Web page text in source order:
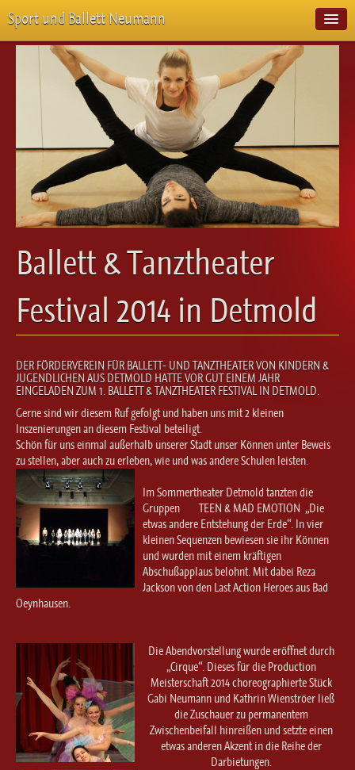
Sport und Ballett Neumann
Start
Neuigkeiten
Über Uns
Veranstaltungen
Emotion Pur
Meisterschaften
Projekte
Vorstellungen
Workshops
Galerie
Kontakt
Videos
Ballett für Erwachsene / Jugendliche
Kreative Früherziehung / Kinderballett
Steptanz
Urban Dance
Ballett & Tanztheater
Festival 2014 in Detmold
DER FÖRDERVEREIN FÜR BALLETT- UND TANZTHEATER VON KINDERN &
JUGENDLICHEN AUS DETMOLD HATTE VOR GUT EINEM JAHR
EINGELADEN ZUM 1. BALLETT & TANZTHEATER FESTIVAL IN DETMOLD.
Gerne sind wir diesem Ruf gefolgt und haben uns mit 2 kleinen
Inszenierungen an diesem Festival beteiligt.
Schön für uns einmal außerhalb unserer Stadt unser Können unter Beweis
zu stellen, aber auch zu erleben, wie und was andere Schulen leisten.
Im Sommertheater Detmold tanzten die
Gruppen TEEN & MAD EMOTION „Die
etwas andere Entstehung der Erde“. In vier
kleinen Sequenzen bewiesen sie ihr Können
und wurden mit einem kräftigen
Abschußapplaus belohnt. Mit dabei Reza
Jackson von den Last Action Heroes aus Bad
Oeynhausen.
Die Abendvorstellung wurde eröffnet durch
„Cirque“. Dieses für die Production
Meisterschaft 2014 choreographierte Stück
Gabi Neumann und Kathrin Wienströer ließ
die Zuschauer zu permanentem
Zwischenbeifall hinreißen und setzte einen
etwas anderen Akzent in die Reihe der
Darbietungen.